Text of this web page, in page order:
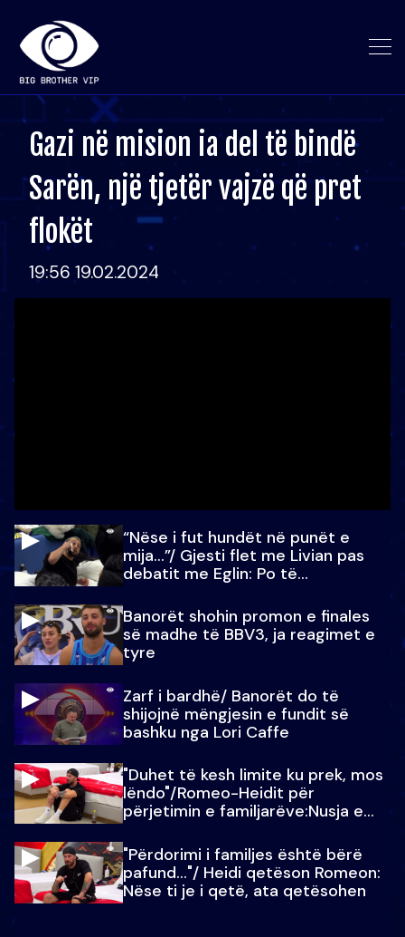
Gazi në mision ia del të bindë
Sarën, një tjetër vajzë që pret
flokët
19:56 19.02.2024
“Nëse i fut hundët në punët e
mija…”/ Gjesti flet me Livian pas
debatit me Eglin: Po të
Banorët shohin promon e finales
së madhe të BBV3, ja reagimet e
tyre
Zarf i bardhë/ Banorët do të
shijojnë mëngjesin e fundit së
bashku nga Lori Caffe
"Duhet të kesh limite ku prek, mos
lëndo"/Romeo-Heidit për
përjetimin e familjarëve:Nusja e
"Përdorimi i familjes është bërë
pafund…"/ Heidi qetëson Romeon:
Nëse ti je i qetë, ata qetësohen